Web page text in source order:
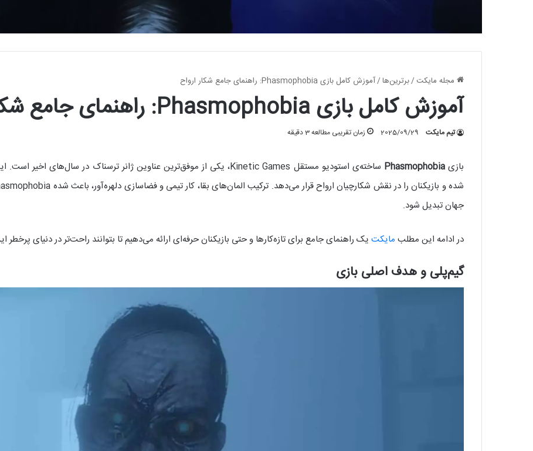
مجله مایکت /برترین‌ها/آموزش کامل بازی Phasmophobia: راهنمای جامع شکار ارواح
آموزش کامل بازی Phasmophobia: راهنمای جامع شکار ارواح
تیم مایکت 2025/09/29 زمان تقریبی مطالعه 3 دقیقه
بازیPhasmophobia ساخته‌ی استودیو مستقل Kinetic Games، یکی از موفق‌ترین عناوین ژانر ترسناک در سال‌های اخیر است. این بازی با محوریت
جهان تبدیل شود.
در ادامه این مطلب مایکت یک راهنمای جامع برای تازه‌کارها و حتی بازیکنان حرفه‌ای ارائه می‌دهیم تا بتوانند راحت‌تر در دنیای پرخطر
گیم‌پلی و هدف اصلی بازی